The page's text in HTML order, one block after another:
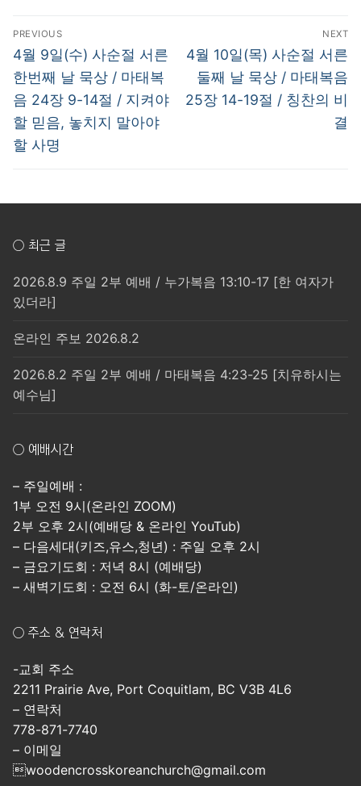
글
탐
색
PREVIOUS
Previous
post:
4월 9일(수) 사순절 서른
한번째 날 묵상 / 마태복
음 24장 9-14절 / 지켜야
할 믿음, 놓치지 말아야
할 사명
NEXT
Next
post:
4월 10일(목) 사순절 서른
둘째 날 묵상 / 마태복음
25장 14-19절 / 칭찬의 비
결
○ 최근 글
2026.8.9 주일 2부 예배 / 누가복음 13:10-17 [한 여자가
있더라]
온라인 주보 2026.8.2
2026.8.2 주일 2부 예배 / 마태복음 4:23-25 [치유하시는
예수님]
○ 예배시간
– 주일예배 :
1부 오전 9시(온라인 ZOOM)
2부 오후 2시(예배당 & 온라인 YouTub)
– 다음세대(키즈,유스,청년) : 주일 오후 2시
– 금요기도회 : 저녁 8시 (예배당)
– 새벽기도회 : 오전 6시 (화-토/온라인)
○ 주소 & 연락처
-교회 주소
2211 Prairie Ave, Port Coquitlam, BC V3B 4L6
– 연락처
778-871-7740
– 이메일
woodencrosskoreanchurch@gmail.com